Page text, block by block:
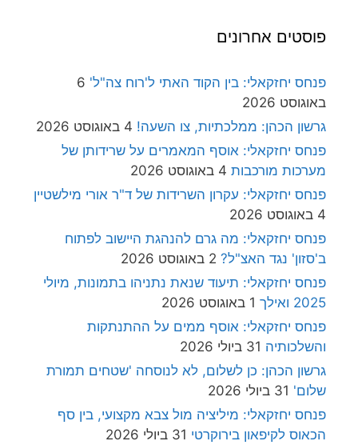
פוסטים אחרונים
פנחס יחזקאלי: בין הקוד האתי ל'רוח צה"ל' 6
באוגוסט 2026
גרשון הכהן: ממלכתיות, צו השעה! 4 באוגוסט 2026
פנחס יחזקאלי: אוסף המאמרים על שרידותן של
מערכות מורכבות 4 באוגוסט 2026
פנחס יחזקאלי: עקרון השרידות של ד"ר אורי מילשטיין
4 באוגוסט 2026
פנחס יחזקאלי: מה גרם להנהגת היישוב לפתוח
ב'סזון' נגד האצ"ל? 2 באוגוסט 2026
פנחס יחזקאלי: תיעוד שנאת נתניהו בתמונות, מיולי
2025 ואילך
1 באוגוסט 2026
פנחס יחזקאלי: אוסף ממים על ההתנתקות
והשלכותיה 31 ביולי 2026
גרשון הכהן: כן לשלום, לא לנוסחה 'שטחים תמורת
שלום' 31 ביולי 2026
פנחס יחזקאלי: מיליציה מול צבא מקצועי, בין סף
הכאוס לקיפאון בירוקרטי 31 ביולי 2026